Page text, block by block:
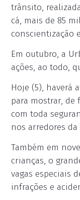
trânsito,
cá, mais de 85
conscientização
Em outubro, a
ações, ao todo,
Hoje (5), haverá
para mostrar, de
com toda
nos arredores
Também em
crianças, o
vagas especiais
infrações e